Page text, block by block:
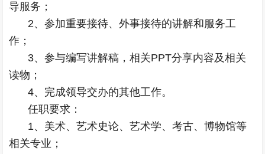
导服务；
2、参加重要接待、外事接待的讲解和服务工
作；
3、参与编写讲解稿，相关PPT分享内容及相关
读物；
4、完成领导交办的其他工作。
任职要求：
1、美术、艺术史论、艺术学、考古、博物馆等
相关专业；